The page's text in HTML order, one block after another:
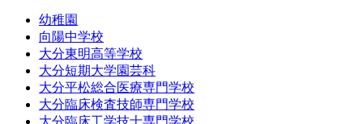
幼稚園
向陽中学校
大分東明高等学校
大分短期大学園芸科
大分平松総合医療専門学校
大分臨床検査技師専門学校
大分臨床工学技士専門学校